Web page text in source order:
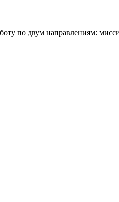
по двум направлениям: